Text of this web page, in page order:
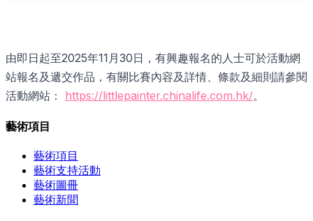
由即日起至2025年11月30日，有興趣報名的人士可於活動網
站報名及遞交作品，有關比賽內容及詳情、條款及細則請參閱
活動網站： https://littlepainter.chinalife.com.hk/。
藝術項目
藝術項目
藝術支持活動
藝術圖冊
藝術新聞